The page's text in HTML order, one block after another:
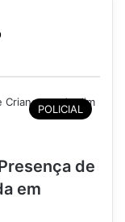
POLICIAL
de
em